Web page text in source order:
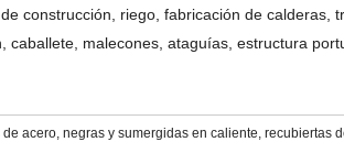
construcción, riego, fabricación de calderas,
caballete, malecones, ataguías, estructura
acero, negras y sumergidas en caliente, recubiertas